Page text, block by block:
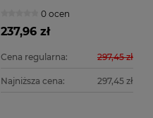
0 ocen
237,96 zł
Cena regularna: 297,45 zł
Najniższa cena: 297,45 zł